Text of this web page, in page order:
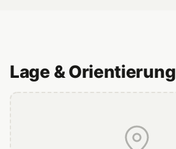
Lage & Orientierung